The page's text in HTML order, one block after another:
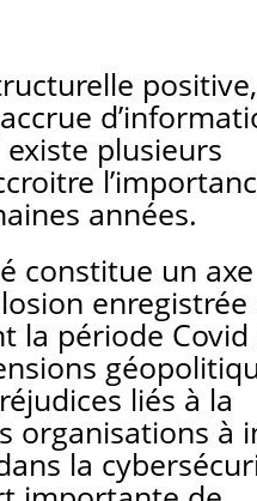
positive,
plusieurs
années.
constitue un
enregistrée
la période
liés à la
organisations à
la